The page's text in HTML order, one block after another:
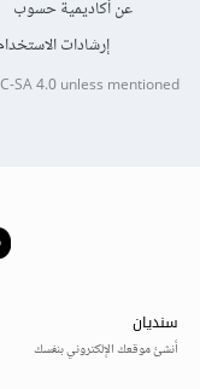
عن أكاديمية حسوب
إرشادات الاستخدام
SA 4.0unless mentioned